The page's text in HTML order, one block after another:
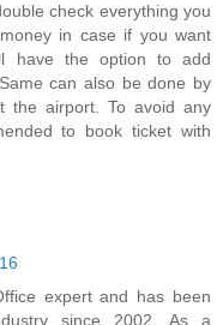
check everything you
in case if you want
have the option to add
can also be done by
the airport. To avoid any
to book ticket with
expert and has been
since 2002. As a